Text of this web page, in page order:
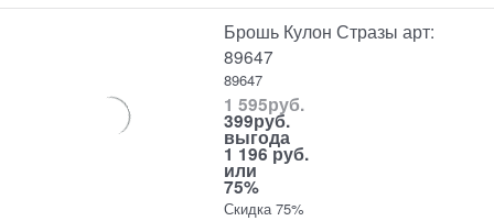
Брошь Кулон Стразы арт:
89647
89647
1 595руб.
399руб.
выгода
1 196 руб.
или
75%
Скидка 75%